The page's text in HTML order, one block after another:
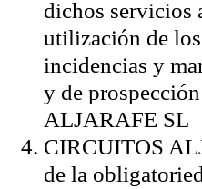
dichos servicios
utilización de
incidencias y
y de
ALJARAFE SL
CIRCUITOS
de la